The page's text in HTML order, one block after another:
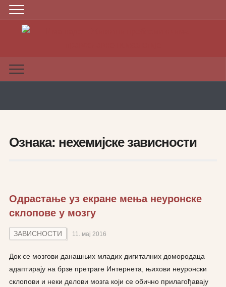
Ознака: нехемијске зависности
Одрастање уз екране мења неуронске
склопове у мозгу
ЗАВИСНОСТИ 11. мај 2016
Док се мозгови данашњих младих дигиталних домородаца
адаптирају на брзе претраге Интернета, њихови неуронски
склопови и неки делови мозга који се обично прилагођавају